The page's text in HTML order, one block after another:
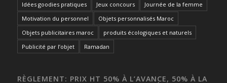
Idées goodies pratiques
Jeux concours
Journée de la femme
Motivation du personnel
Objets personnalisés Maroc
Objets publicitaires maroc
produits écologiques et naturels
Publicité par l’objet
Ramadan
RÈGLEMENT: PRIX HT 50% À L’AVANCE, 50% À LA